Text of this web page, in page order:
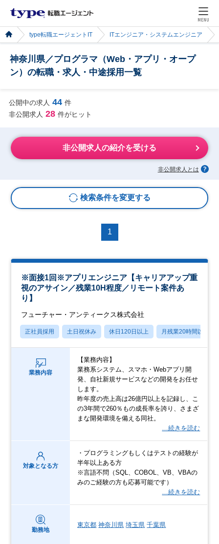
MENU
type転職エージェントIT ITエンジニア・システムエンジニア
神奈川県／プログラマ（Web・アプリ・オープ
ン）の転職・求人・中途採用一覧
公開中の求人 44 件
非公開求人 28 件がヒット
非公開求人の紹介を受ける
非公開求人とは
検索条件を変更する
1
※面接1回※アプリエンジニア【キャリアアップ重
視のアサイン／残業10H程度／リモート案件あ
り】
フューチャー・アンティークス株式会社
正社員採用 土日祝休み 休日120日以上 月残業20時間以内
業務内容
【業務内容】
業務系システム、スマホ・Webアプリ開
発、自社新規サービスなどの開発をお任せ
します。
昨年度の売上高は26億円以上を記録し、こ
の3年間で260％もの成長率を誇り、さまざ
まな開発環境を備える同社。
…続きを読む
対象となる方
・プログラミングもしくはテストの経験が
半年以上ある方
※言語不問（SQL、COBOL、VB、VBAの
みのご経験の方も応募可能です）
…続きを読む
勤務地
東京都 神奈川県 埼玉県 千葉県